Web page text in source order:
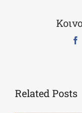
Related Posts